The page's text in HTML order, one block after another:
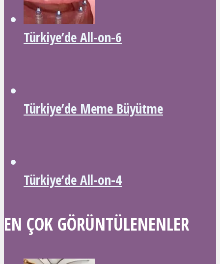
Türkiye’de All-on-6
Türkiye’de Meme Büyütme
Türkiye’de All-on-4
EN ÇOK GÖRÜNTÜLENENLER